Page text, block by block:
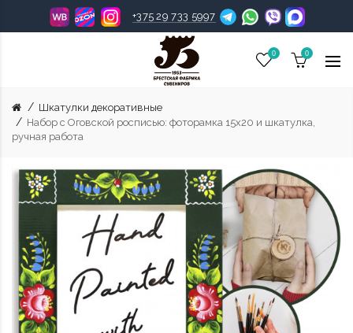
+375 29 733 5997
0 0
Шкатулки декоративные
Набор с Оговской росписью: фоторамка 15х20 и шкатулка,
ручная работа